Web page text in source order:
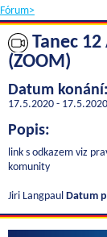
Fórum>
Tanec
(ZOOM)
Datum konání:
17.5.2020 - 17.5.2020
Popis:
link s odkazem viz
komunity
Jiri Langpaul Datum